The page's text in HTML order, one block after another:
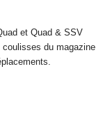
et Quad & SSV
du magazine